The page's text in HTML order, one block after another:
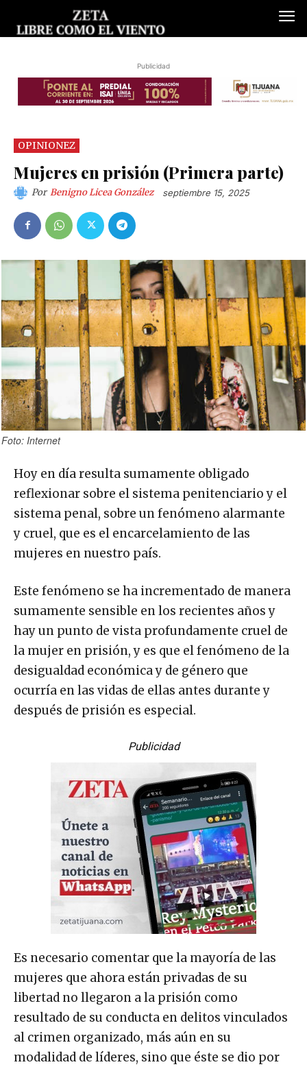
Publicidad
OPINIONEZ
Mujeres en prisión (Primera parte)
Por Benigno Licea González septiembre 15, 2025
Foto: Internet
Hoy en día resulta sumamente obligado
reflexionar sobre el sistema penitenciario y el
sistema penal, sobre un fenómeno alarmante
y cruel, que es el encarcelamiento de las
mujeres en nuestro país.
Este fenómeno se ha incrementado de manera
sumamente sensible en los recientes años y
hay un punto de vista profundamente cruel de
la mujer en prisión, y es que el fenómeno de la
desigualdad económica y de género que
ocurría en las vidas de ellas antes durante y
después de prisión es especial.
Publicidad
Es necesario comentar que la mayoría de las
mujeres que ahora están privadas de su
libertad no llegaron a la prisión como
resultado de su conducta en delitos vinculados
al crimen organizado, más aún en su
modalidad de líderes, sino que éste se dio por